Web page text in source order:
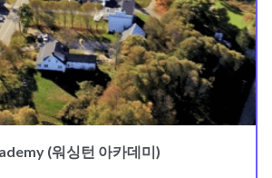
(워싱턴 아카데미)